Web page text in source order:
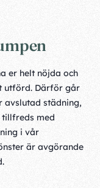
er helt nöjda och
utförd. Därför går
avslutad städning,
med
i vår
är avgörande